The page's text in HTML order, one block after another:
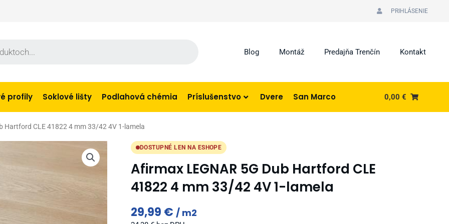
PRIHLÁSENIE
Blog Montáž Predajňa Trenčín Kontakt
profily Soklové lišty Podlahová chémia Príslušenstvo Dvere San Marco 0,00€
Hartford CLE 41822 4 mm 33/42 4V 1-lamela
DOSTUPNÉ LEN NA ESHOPE
Afirmax LEGNAR 5G Dub Hartford CLE
41822 4 mm 33/42 4V 1-lamela
29,99 € m2